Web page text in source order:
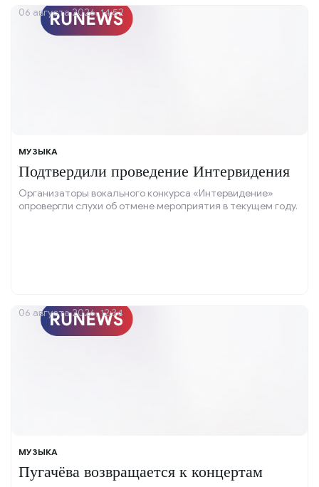
МУЗЫКА
Подтвердили проведение Интервидения
Организаторы вокального конкурса «Интервидение»
опровергли слухи об отмене мероприятия в текущем году.
06 августа 2026, 14:52
МУЗЫКА
Пугачёва возвращается к концертам
06 августа 2026, 12:34